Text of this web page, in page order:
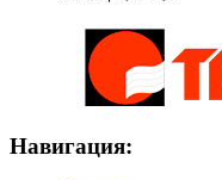
Навигация: